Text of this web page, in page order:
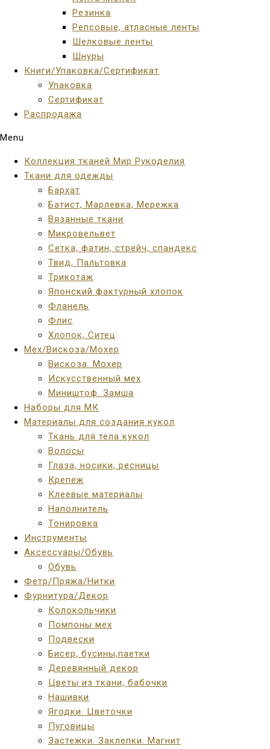
Резинка
Репсовые, атласные ленты
Шелковые ленты
Шнуры
Книги/Упаковка/Сертификат
Упаковка
Сертификат
Распродажа
Menu
Коллекция тканей Мир Рукоделия
Ткани для одежды
Бархат
Батист, Марлевка, Мережка
Вязанные ткани
Микровельвет
Сетка, фатин, стрейч, спандекс
Твид, Пальтовка
Трикотаж
Японский фактурный хлопок
Фланель
Флис
Хлопок, Ситец
Мех/Вискоза/Мохер
Вискоза. Мохер
Искусственный мех
Миништоф. Замша
Наборы для МК
Материалы для создания кукол
Ткань для тела кукол
Волосы
Глаза, носики, ресницы
Крепеж
Клеевые материалы
Наполнитель
Тонировка
Инструменты
Аксессуары/Обувь
Обувь
Фетр/Пряжа/Нитки
Фурнитура/Декор
Колокольчики
Помпоны мех
Подвески
Бисер, бусины,паетки
Деревянный декор
Цветы из ткани, бабочки
Нашивки
Ягодки. Цветочки
Пуговицы
Застежки. Заклепки. Магнит